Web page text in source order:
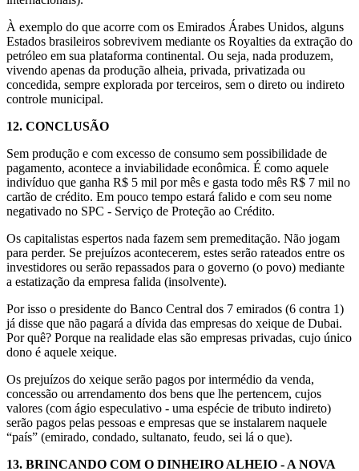
À exemplo do que acorre com os Emirados Árabes Unidos, alguns
Estados brasileiros sobrevivem mediante os Royalties da extração do
petróleo em sua plataforma continental. Ou seja, nada produzem,
vivendo apenas da produção alheia, privada, privatizada ou
concedida, sempre explorada por terceiros, sem o direto ou indireto
controle municipal.
12. CONCLUSÃO
Sem produção e com excesso de consumo sem possibilidade de
pagamento, acontece a inviabilidade econômica. É como aquele
indivíduo que ganha R$ 5 mil por mês e gasta todo mês R$ 7 mil no
cartão de crédito. Em pouco tempo estará falido e com seu nome
negativado no SPC - Serviço de Proteção ao Crédito.
Os capitalistas espertos nada fazem sem premeditação. Não jogam
para perder. Se prejuízos acontecerem, estes serão rateados entre os
investidores ou serão repassados para o governo (o povo) mediante
a estatização da empresa falida (insolvente).
Por isso o presidente do Banco Central dos 7 emirados (6 contra 1)
já disse que não pagará a dívida das empresas do xeique de Dubai.
Por quê? Porque na realidade elas são empresas privadas, cujo único
dono é aquele xeique.
Os prejuízos do xeique serão pagos por intermédio da venda,
concessão ou arrendamento dos bens que lhe pertencem, cujos
valores (com ágio especulativo - uma espécie de tributo indireto)
serão pagos pelas pessoas e empresas que se instalarem naquele
“país” (emirado, condado, sultanato, feudo, sei lá o que).
13. BRINCANDO COM O DINHEIRO ALHEIO - A NOVA